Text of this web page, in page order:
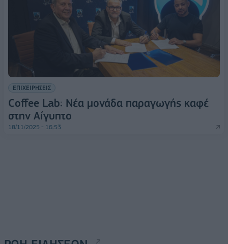
ΕΠΙΧΕΙΡΗΣΕΙΣ
Coffee Lab: Νέα μονάδα παραγωγής καφέ
στην Αίγυπτο
18/11/2025 - 16:53